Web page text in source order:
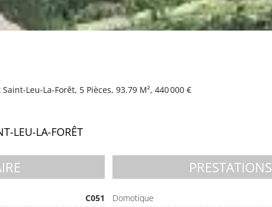
Leu-La-Forêt, 5 Pièces, 93.79 M², 440 000 €
LEU-LA-FORÊT
C051
PRESTATIONS
Domotique